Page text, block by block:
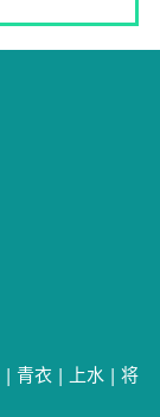
| 青衣 | 上水 | 将